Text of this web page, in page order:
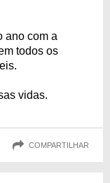
ano com a
todos os
vidas.
COMPARTILHAR